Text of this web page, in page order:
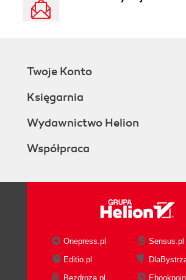
Twoje Konto
Księgarnia
Wydawnictwo Helion
Współpraca
Onepress.pl
Sensus.pl
Editio.pl
Bezdroza.pl